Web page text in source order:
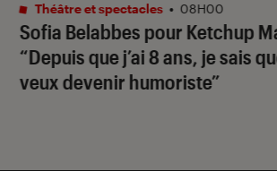
Sofia Belabbes pour Ketchup
“Depuis que j’ai 8 ans, je sais
veux devenir humoriste”
Théâtre et spectacles • 08H00